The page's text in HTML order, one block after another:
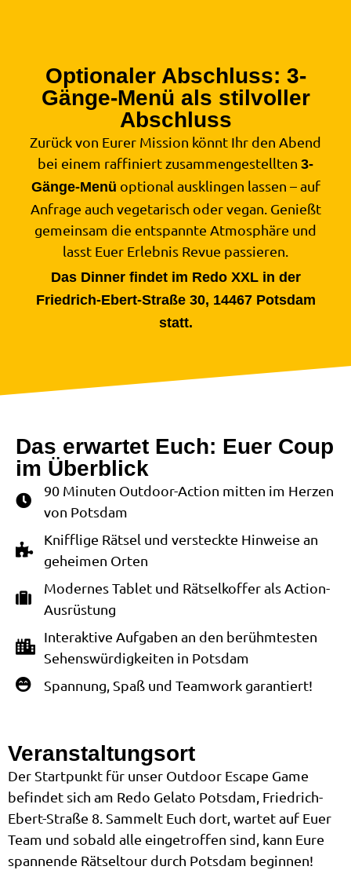
Optionaler Abschluss: 3-
Gänge-Menü als stilvoller
Abschluss
Zurück von Eurer Mission könnt Ihr den Abend
bei einem raffiniert zusammengestellten 3-
Gänge-Menü optional ausklingen lassen – auf
Anfrage auch vegetarisch oder vegan. Genießt
gemeinsam die entspannte Atmosphäre und
lasst Euer Erlebnis Revue passieren.
Das Dinner findet im Redo XXL in der
Friedrich-Ebert-Straße 30, 14467 Potsdam
statt.
Das erwartet Euch: Euer Coup
im Überblick
90 Minuten Outdoor-Action mitten im Herzen
von Potsdam
Knifflige Rätsel und versteckte Hinweise an
geheimen Orten
Modernes Tablet und Rätselkoffer als Action-
Ausrüstung
Interaktive Aufgaben an den berühmtesten
Sehenswürdigkeiten in Potsdam
Spannung, Spaß und Teamwork garantiert!
Veranstaltungsort
Der Startpunkt für unser Outdoor Escape Game
befindet sich am Redo Gelato Potsdam, Friedrich-
Ebert-Straße 8. Sammelt Euch dort, wartet auf Euer
Team und sobald alle eingetroffen sind, kann Eure
spannende Rätseltour durch Potsdam beginnen!